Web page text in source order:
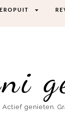
EROPUIT
Actief genieten.